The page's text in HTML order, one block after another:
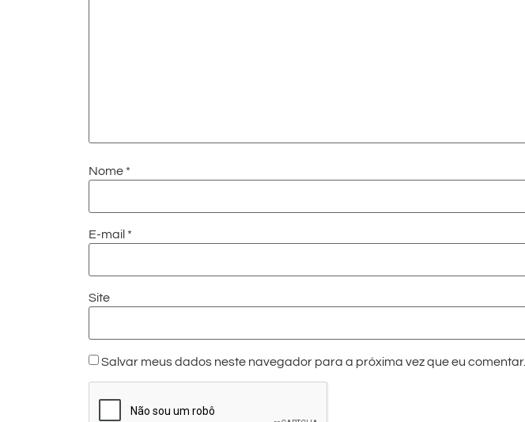
Nome *
E-mail *
Site
Salvar meus dados neste navegador para a próxima vez que eu comentar.